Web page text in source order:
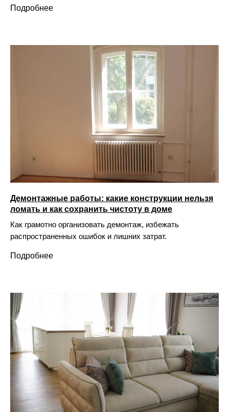
Подробнее
Демонтажные работы: какие конструкции нельзя
ломать и как сохранить чистоту в доме
Как грамотно организовать демонтаж, избежать
распространенных ошибок и лишних затрат.
Подробнее